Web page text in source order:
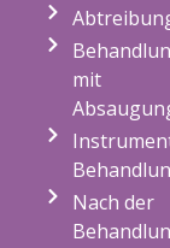
mit
Nach der